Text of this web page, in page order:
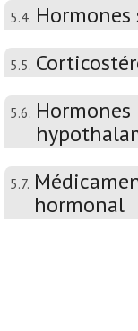
5.4. Hormones
5.5.
5.6.
5.7.
hormonal